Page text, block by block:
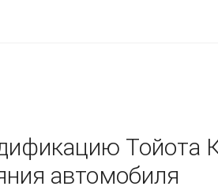
Тойота
автомобиля